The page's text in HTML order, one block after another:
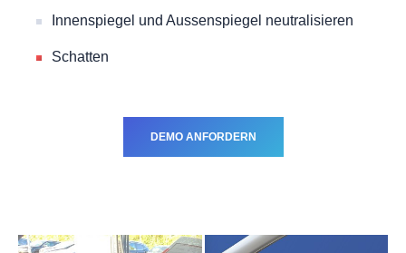
Innenspiegel und Aussenspiegel neutralisieren
Schatten
DEMO ANFORDERN